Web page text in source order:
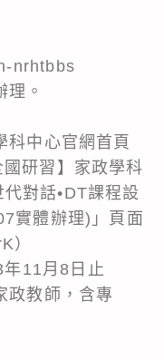
nrhtbbs
。
中心官網首頁
研習】家政學科
對話•DT課程設
實體辦理)」頁面
）
11月8日止
政教師，含專